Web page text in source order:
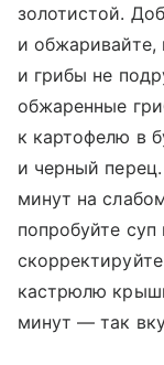
золотистой.
и обжаривайте,
и грибы не
обжаренные
к картофелю в
и черный
минут на
попробуйте
кастрюлю
минут — так